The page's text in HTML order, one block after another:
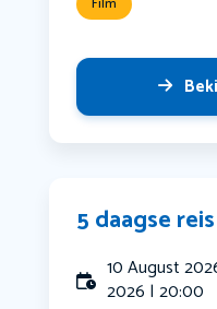
Film
5 daagse
10 August
2026 | 20:00